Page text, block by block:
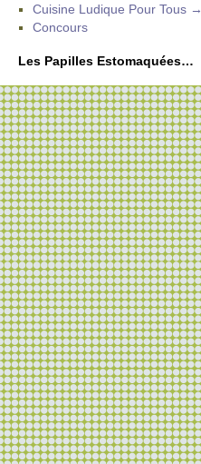
Cuisine Ludique Pour Tous →
Concours
Les Papilles Estomaquées…